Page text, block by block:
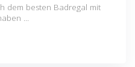
dem besten Badregal mit
...